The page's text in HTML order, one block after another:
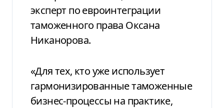
эксперт по евроинтеграции
таможенного права Оксана
Никанорова.
«Для тех, кто уже использует
гармонизированные таможенные
бизнес-процессы на практике,